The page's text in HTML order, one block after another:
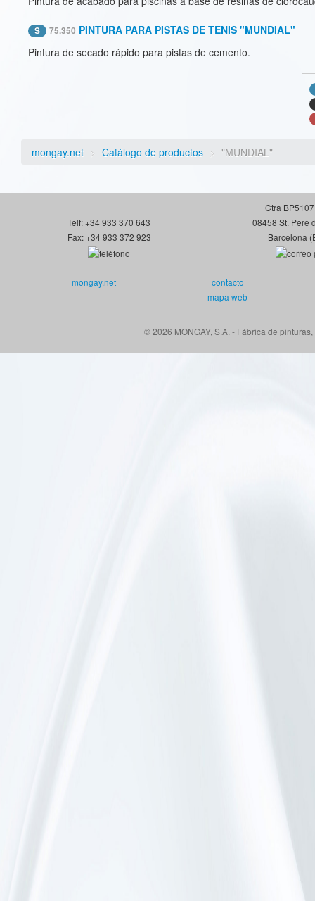
S 75.350 PINTURA PARA PISTAS DE TENIS "MUNDIAL"
Pintura de secado rápido para pistas de cemento.
mongay.net > Catálogo de productos > "MUNDIAL"
Telf: +34 933 370 643
Fax: +34 933 372 923
Ctra
08458 St. Pere
Barcelona
mongay.net
contacto
mapa web
© 2026 MONGAY, S.A. - Fábrica de